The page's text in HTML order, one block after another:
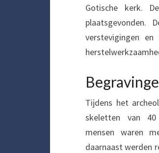
Gotische kerk.
plaatsgevonden.
verstevigingen
Tijdens het
skeletten van 40
mensen waren
daarnaast werden